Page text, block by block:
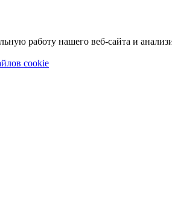
работу нашего веб-сайта и
cookie